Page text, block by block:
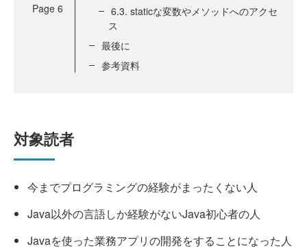
Page 6
6.3. staticな変数やメソッドへのアクセ
ス
最後に
参考資料
対象読者
今までプログラミングの経験がまったくない人
Java以外の言語しか経験がないJava初心者の人
Javaを使った業務アプリの開発をすることになった人